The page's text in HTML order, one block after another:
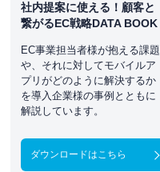
社内提案に使える！顧客と
繋がるEC戦略DATA BOOK
EC事業担当者様が抱える課題
や、それに対してモバイルア
プリがどのように解決するか
を導入企業様の事例とともに
解説しています。
ダウンロードはこちら